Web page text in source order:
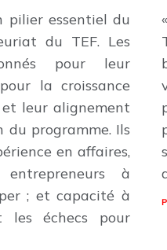
pilier essentiel du
du TEF. Les
pour leur
la croissance
leur alignement
du programme. Ils
en affaires,
à
; et capacité à
les échecs pour